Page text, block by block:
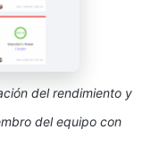
del rendimiento y
del equipo con